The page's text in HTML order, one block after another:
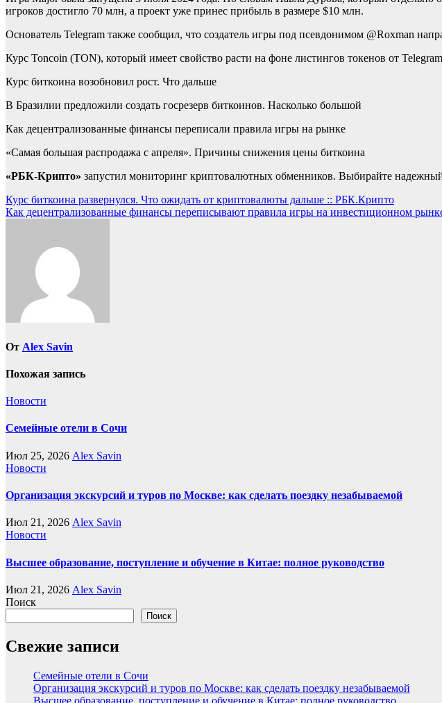
игроков достигло 70 млн, а проект уже принес прибыль в размере $10 млн.
Основатель Telegram также сообщил, что создатель игры под псевдонимом @Roxman
Курс Toncoin (TON), который имеет свойство расти на фоне листингов токенов от
Курс биткоина возобновил рост. Что дальше
В Бразилии предложили создать госрезерв биткоинов. Насколько большой
Как децентрализованные финансы переписали правила игры на рынке
«Самая большая распродажа с апреля». Причины снижения цены биткоина
«РБК-Крипто» запустил мониторинг криптовалютных обменников. Выбирайте
Навигация
по
Курс биткоина развернулся. Что ожидать от криптовалюты дальше :: РБК.Крипто
Как децентрализованные финансы переписывают правила игры на инвестиционном
От Alex Savin
Похожая запись
Новости
Семейные отели в Сочи
Июл 25, 2026 Alex Savin
Новости
Организация экскурсий и туров по Москве: как сделать поездку незабываемой
Июл 21, 2026 Alex Savin
Новости
Высшее образование, поступление и обучение в Китае: полное руководство
Июл 21, 2026 Alex Savin
Поиск
Поиск
Свежие записи
Семейные отели в Сочи
Организация экскурсий и туров по Москве: как сделать поездку незабываемой
Высшее образование, поступление и обучение в Китае: полное руководство